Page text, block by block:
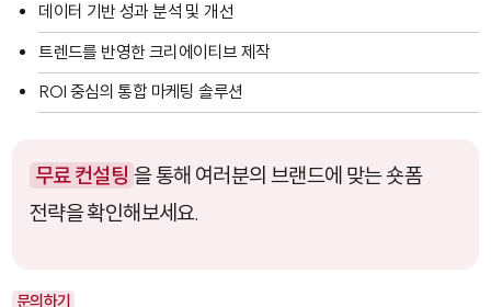
데이터 기반 성과 분석 및 개선
트렌드를 반영한 크리에이티브 제작
ROI 중심의 통합 마케팅 솔루션
무료 컨설팅 을 통해 여러분의 브랜드에 맞는 숏폼
전략을 확인해보세요.
문의하기